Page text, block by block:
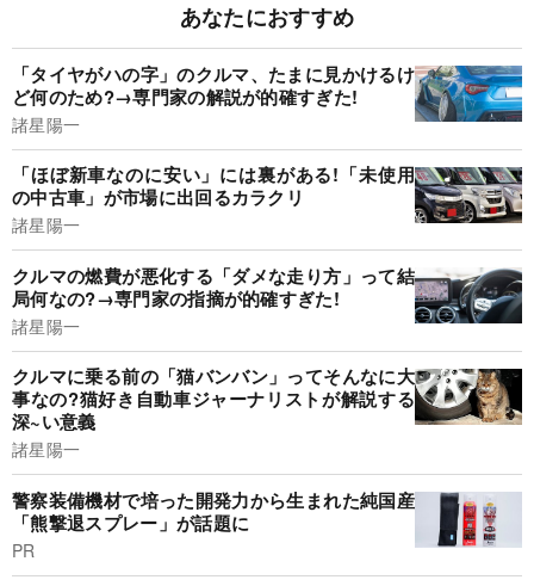
あなたにおすすめ
「タイヤがハの字」のクルマ、たまに見かけるけ
ど何のため?→専門家の解説が的確すぎた!
諸星陽一
「ほぼ新車なのに安い」には裏がある!「未使用
の中古車」が市場に出回るカラクリ
諸星陽一
クルマの燃費が悪化する「ダメな走り方」って結
局何なの?→専門家の指摘が的確すぎた!
諸星陽一
クルマに乗る前の「猫バンバン」ってそんなに大
事なの?猫好き自動車ジャーナリストが解説する
深~い意義
諸星陽一
警察装備機材で培った開発力から生まれた純国産
「熊撃退スプレー」が話題に
PR